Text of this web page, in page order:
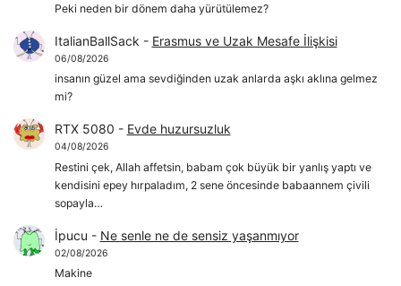
Peki neden bir dönem daha yürütülemez?
ItalianBallSack - Erasmus ve Uzak Mesafe İlişkisi
06/08/2026
insanın güzel ama sevdiğinden uzak anlarda aşkı aklına gelmez
mi?
RTX 5080 - Evde huzursuzluk
04/08/2026
Restini çek, Allah affetsin, babam çok büyük bir yanlış yaptı ve
kendisini epey hırpaladım, 2 sene öncesinde babaannem çivili
sopayla…
İpucu - Ne senle ne de sensiz yaşanmıyor
02/08/2026
Makine